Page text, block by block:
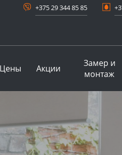
+375 29 344 85 85
Цены Акции
Замер и
монтаж